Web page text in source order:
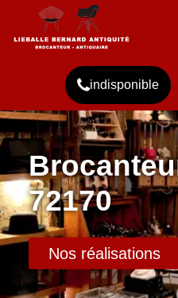
indisponible
72170
Nos réalisations